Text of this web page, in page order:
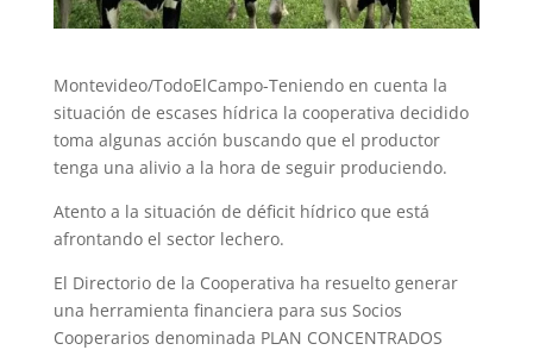
Montevideo/TodoElCampo-Teniendo en cuenta la
situación de escases hídrica la cooperativa decidido
toma algunas acción buscando que el productor
tenga una alivio a la hora de seguir produciendo.
Atento a la situación de déficit hídrico que está
afrontando el sector lechero.
El Directorio de la Cooperativa ha resuelto generar
una herramienta financiera para sus Socios
Cooperarios denominada PLAN CONCENTRADOS